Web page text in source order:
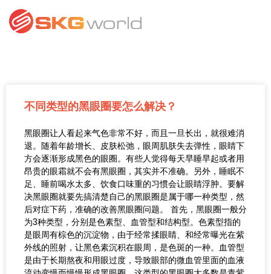
不同类型的黑眼圈要怎么解决？
黑眼圈让人看起来气色非常不好，而且一旦长出，就很难消
退。随着年龄增长、皮肤松弛，眼周肌肤失去弹性，眼睛下
方会逐渐形成黑色的眼圈。有些人觉得每天早睡早起或者用
昂贵的眼霜就不会有黑眼圈，其实并不准确。另外，睡眠不
足、睡前喝水太多、饮食口味重的习惯会让眼睛浮肿。要解
决黑眼圈就要先搞清楚自己的黑眼圈是属于哪一种类型，然
后对症下药，准确的改善黑眼圈问题。 首先，黑眼圈一般分
为3种类型，分别是色素型、血管型和结构型。色素型指的
是眼周有棕色的沉淀物，由于经常揉眼睛、和经常曝光在紫
外线的照射，让黑色素沉积在眼周，是色斑的一种。血管型
是由于长期熬夜和用眼过度，导致眼部的微血管里面的血液